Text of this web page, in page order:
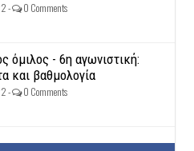
- 0 Comments
όμιλος - 6η αγωνιστική:
και βαθμολογία
- 0 Comments